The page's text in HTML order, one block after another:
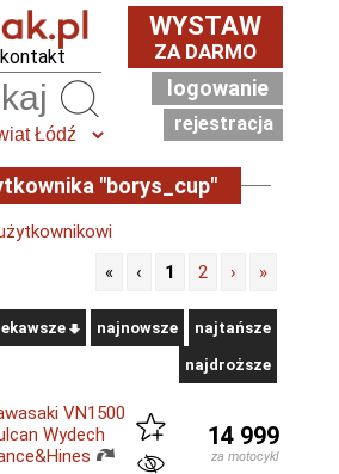
kontakt
WYSTAW
ZA DARMO
logowanie
rejestracja
"borys_cup"
«
‹ 1 2 › »
najnowsze najtańsze
najdroższe
VN1500
Wydech
14 999
za motocykl